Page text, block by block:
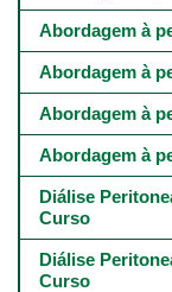
Abordagem à
Abordagem à
Abordagem à
Abordagem à
Diálise
Curso
Diálise
Curso